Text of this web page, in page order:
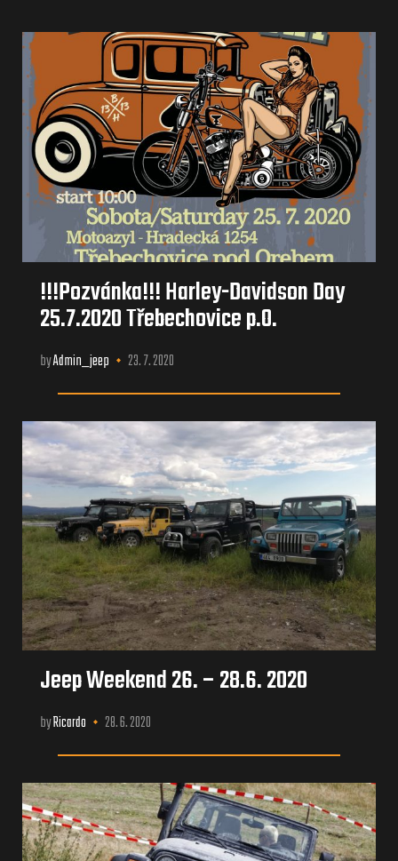
!!!Pozvánka!!! Harley-Davidson Day
25.7.2020 Třebechovice p.O.
byAdmin_jeep 23. 7. 2020
Jeep Weekend 26. – 28.6. 2020
byRicardo 28. 6. 2020